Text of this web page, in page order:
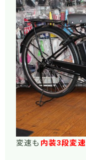
変速も 内装3段変速